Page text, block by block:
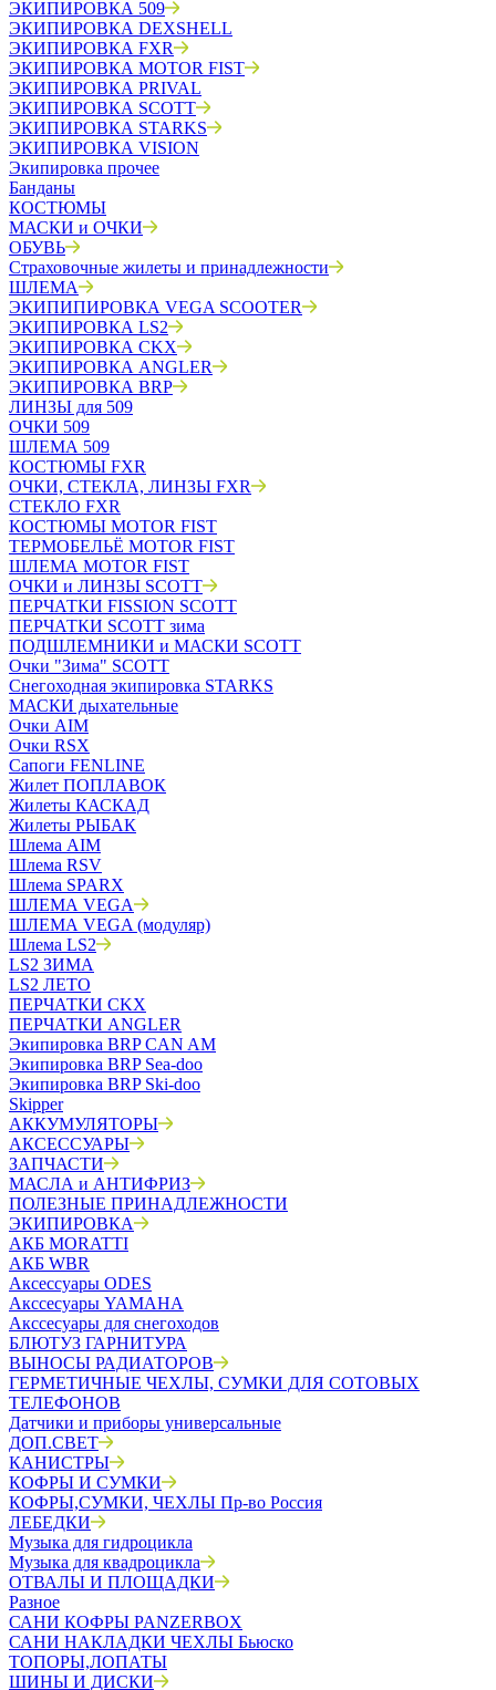
ЭКИПИРОВКА 509
ЭКИПИРОВКА DEXSHELL
ЭКИПИРОВКА FXR
ЭКИПИРОВКА MOTOR FIST
ЭКИПИРОВКА PRIVAL
ЭКИПИРОВКА SCOTT
ЭКИПИРОВКА STARKS
ЭКИПИРОВКА VISION
Экипировка прочее
Банданы
КОСТЮМЫ
МАСКИ и ОЧКИ
ОБУВЬ
Страховочные жилеты и принадлежности
ШЛЕМА
ЭКИПИПИРОВКА VEGA SCOOTER
ЭКИПИРОВКА LS2
ЭКИПИРОВКА CKX
ЭКИПИРОВКА ANGLER
ЭКИПИРОВКА BRP
ЛИНЗЫ для 509
ОЧКИ 509
ШЛЕМА 509
КОСТЮМЫ FXR
ОЧКИ, СТЕКЛА, ЛИНЗЫ FXR
СТЕКЛО FXR
КОСТЮМЫ MOTOR FIST
ТЕРМОБЕЛЬЁ MOTOR FIST
ШЛЕМА MOTOR FIST
ОЧКИ и ЛИНЗЫ SCOTT
ПЕРЧАТКИ FISSION SCOTT
ПЕРЧАТКИ SCOTT зима
ПОДШЛЕМНИКИ и МАСКИ SCOTT
Очки "Зима" SCOTT
Снегоходная экипировка STARKS
МАСКИ дыхательные
Очки AIM
Очки RSX
Сапоги FENLINE
Жилет ПОПЛАВОК
Жилеты КАСКАД
Жилеты РЫБАК
Шлема AIM
Шлема RSV
Шлема SPARX
ШЛЕМА VEGA
ШЛЕМА VEGA (модуляр)
Шлема LS2
LS2 ЗИМА
LS2 ЛЕТО
ПЕРЧАТКИ CKX
ПЕРЧАТКИ ANGLER
Экипировка BRP CAN AM
Экипировка BRP Sea-doo
Экипировка BRP Ski-doo
Skipper
АККУМУЛЯТОРЫ
АКСЕССУАРЫ
ЗАПЧАСТИ
МАСЛА и АНТИФРИЗ
ПОЛЕЗНЫЕ ПРИНАДЛЕЖНОСТИ
ЭКИПИРОВКА
АКБ MORATTI
АКБ WBR
Аксессуары ODES
Акссесуары YAMAHA
Акссесуары для снегоходов
БЛЮТУЗ ГАРНИТУРА
ВЫНОСЫ РАДИАТОРОВ
ГЕРМЕТИЧНЫЕ ЧЕХЛЫ, СУМКИ ДЛЯ СОТОВЫХ
ТЕЛЕФОНОВ
Датчики и приборы универсальные
ДОП.СВЕТ
КАНИСТРЫ
КОФРЫ И СУМКИ
КОФРЫ,СУМКИ, ЧЕХЛЫ Пр-во Россия
ЛЕБЕДКИ
Музыка для гидроцикла
Музыка для квадроцикла
ОТВАЛЫ И ПЛОЩАДКИ
Разное
САНИ КОФРЫ PANZERBOX
САНИ НАКЛАДКИ ЧЕХЛЫ Бьюско
ТОПОРЫ,ЛОПАТЫ
ШИНЫ И ДИСКИ